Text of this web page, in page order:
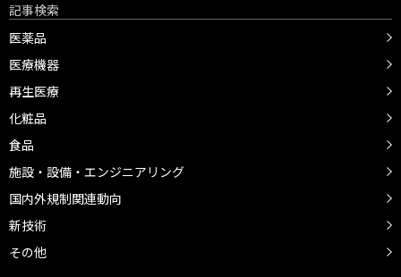
記事検索
医薬品
医療機器
再生医療
化粧品
食品
施設・設備・エンジニアリング
国内外規制関連動向
新技術
その他